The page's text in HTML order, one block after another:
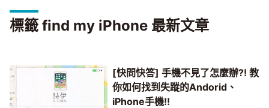
標籤 find my iPhone 最新文章
[快問快答] 手機不見了怎麼辦?! 教
你如何找到失蹤的Andorid、
iPhone手機!!